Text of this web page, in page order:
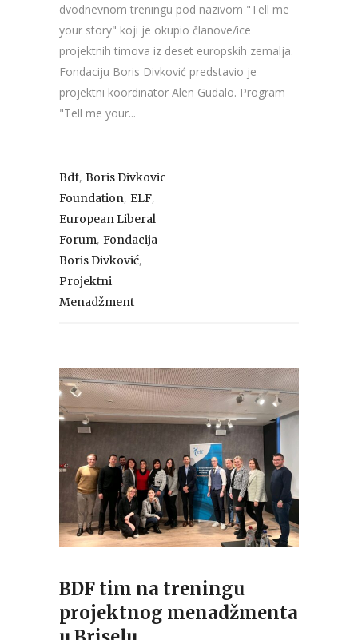
dvodnevnom treningu pod nazivom "Tell me
your story" koji je okupio članove/ice
projektnih timova iz deset europskih zemalja.
Fondaciju Boris Divković predstavio je
projektni koordinator Alen Gudalo. Program
"Tell me your...
Bdf, Boris Divkovic
Foundation, ELF,
European Liberal
Forum, Fondacija
Boris Divković,
Projektni
Menadžment
BDF tim na treningu
projektnog menadžmenta